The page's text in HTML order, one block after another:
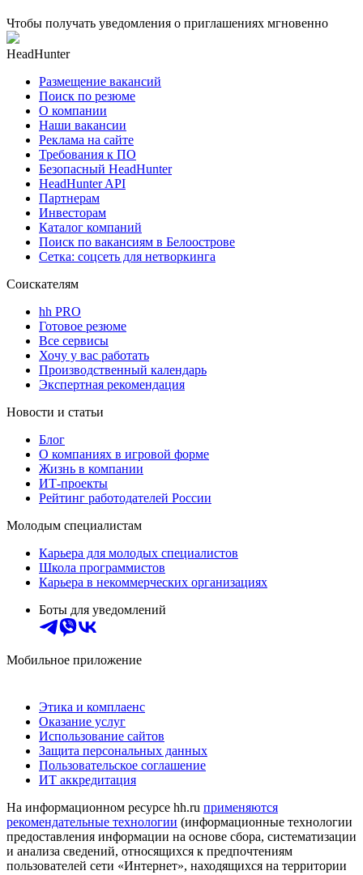
Чтобы получать уведомления о приглашениях мгновенно
HeadHunter
Размещение вакансий
Поиск по резюме
О компании
Наши вакансии
Реклама на сайте
Требования к ПО
Безопасный HeadHunter
HeadHunter API
Партнерам
Инвесторам
Каталог компаний
Поиск по вакансиям в Белоострове
Сетка: соцсеть для нетворкинга
Соискателям
hh PRO
Готовое резюме
Все сервисы
Хочу у вас работать
Производственный календарь
Экспертная рекомендация
Новости и статьи
Блог
О компаниях в игровой форме
Жизнь в компании
ИТ-проекты
Рейтинг работодателей России
Молодым специалистам
Карьера для молодых специалистов
Школа программистов
Карьера в некоммерческих организациях
Боты для уведомлений
Мобильное приложение
Этика и комплаенс
Оказание услуг
Использование сайтов
Защита персональных данных
Пользовательское соглашение
ИТ аккредитация
На информационном ресурсе hh.ru применяются
рекомендательные технологии (информационные технологии
предоставления информации на основе сбора, систематизации
и анализа сведений, относящихся к предпочтениям
пользователей сети «Интернет», находящихся на территории